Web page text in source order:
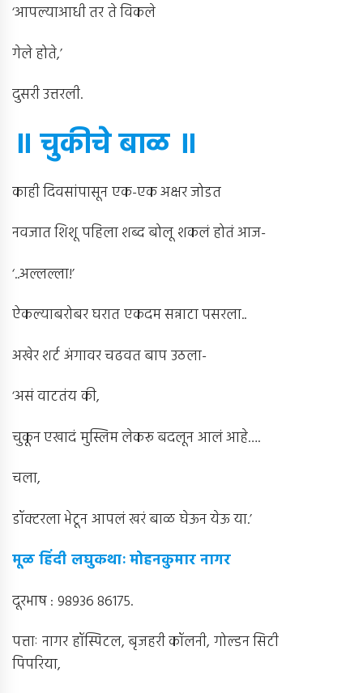
‘आपल्याआधी तर ते विकले
गेले होते,’
दुसरी उत्तरली.
॥ चुकीचे बाळ ॥
काही दिवसांपासून एक-एक अक्षर जोडत
नवजात शिशू पहिला शब्द बोलू शकलं होतं आज-
‘..अल्लल्ला!’
ऐकल्याबरोबर घरात एकदम सन्नाटा पसरला..
अखेर शर्ट अंगावर चढवत बाप उठला-
‘असं वाटतंय की,
चुकून एखादं मुस्लिम लेकरू बदलून आलं आहे….
चला,
डॉक्टरला भेटून आपलं खरं बाळ घेऊन येऊ या.’
मूळ हिंदी लघुकथाः मोहनकुमार नागर
दूरभाष : 98936 86175.
पत्ताः नागर हॉस्पिटल, बृजहरी कॉलनी, गोल्डन सिटी
पिपरिया,